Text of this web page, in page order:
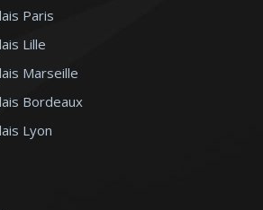
Paris
Lille
Marseille
Bordeaux
Lyon